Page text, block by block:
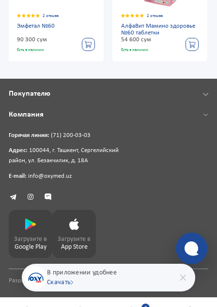
2 отзыва
Эмфетал №60
90 300 сум
Есть в наличии
2 отзыва
АлфаВит Мамино здоровье
№60 таблетки
54 600 сум
Есть в наличии
В приложении удобнее
Скачать
Горячая линия: (71) 200-03-03
Адрес: 100044, г. Ташкент, Сергелийский
район, ул. Безакчилик, д. 18А
E-mail: info@oxymed.uz
Покупателю
Компания
Загрузите в
Google Play
Загрузите в
App Store
Разработка сайтаpharmit.uz